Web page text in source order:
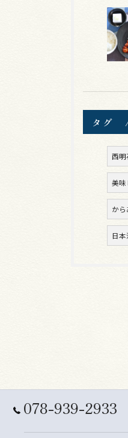
タグ
西明
美味
か
日本
078-939-2933